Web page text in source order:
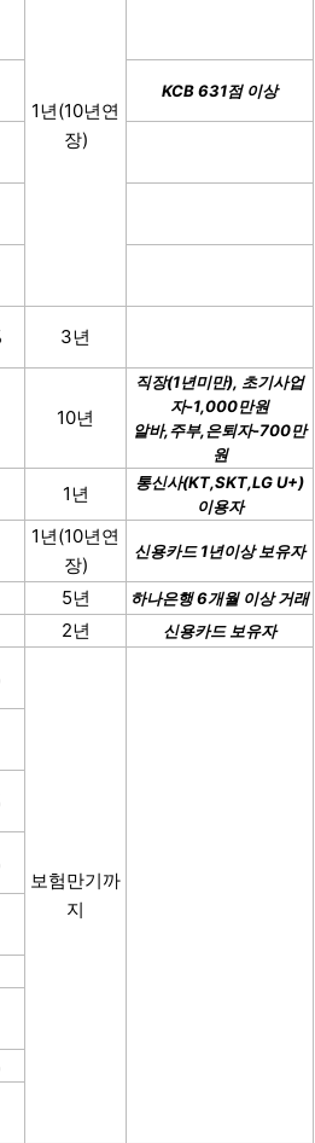
1년(10년연
장)
KCB 631점 이상
3년
10년
직장(1년미만), 초기사업
자-1,000만원
알바,주부,은퇴자-700만
원
1년
통신사(KT,SKT,LG U+)
이용자
1년(10년연
장)
신용카드 1년이상 보유자
5년 하나은행 6개월 이상 거래
2년 신용카드 보유자
보험만기까
지